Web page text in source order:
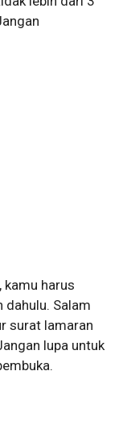
kamu harus
dahulu. Salam
surat lamaran
lupa untuk